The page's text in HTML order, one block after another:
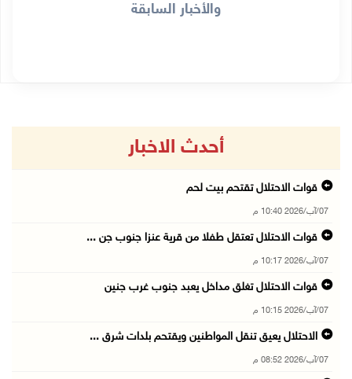
والأخبار السابقة
أحدث الاخبار
قوات الاحتلال تقتحم بيت لحم
07/آب/2026 10:40 م
قوات الاحتلال تعتقل طفلا من قرية عنزا جنوب جن ...
07/آب/2026 10:17 م
قوات الاحتلال تغلق مداخل يعبد جنوب غرب جنين
07/آب/2026 10:15 م
الاحتلال يعيق تنقل المواطنين ويقتحم بلدات شرق ...
07/آب/2026 08:52 م